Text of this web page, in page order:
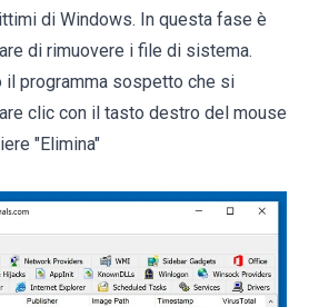
di Windows. In questa fase è
di rimuovere i file di sistema.
il programma sospetto che si
clic con il tasto destro del mouse
"Elimina"